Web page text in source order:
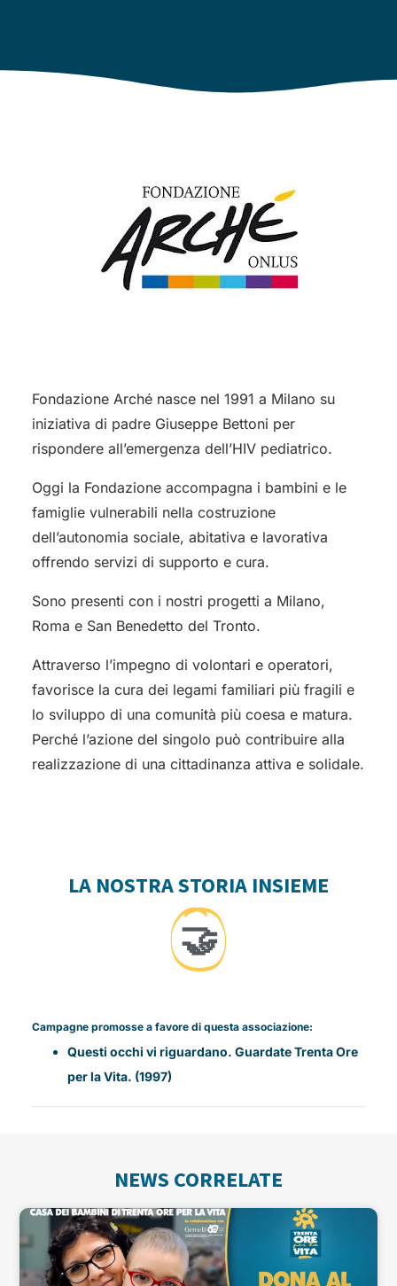
Fondazione Arché nasce nel 1991 a Milano su
iniziativa di padre Giuseppe Bettoni per
rispondere all’emergenza dell’HIV pediatrico.
Oggi la Fondazione accompagna i bambini e le
famiglie vulnerabili nella costruzione
dell’autonomia sociale, abitativa e lavorativa
offrendo servizi di supporto e cura.
Sono presenti con i nostri progetti a Milano,
Roma e San Benedetto del Tronto.
Attraverso l’impegno di volontari e operatori,
favorisce la cura dei legami familiari più fragili e
lo sviluppo di una comunità più coesa e matura.
Perché l’azione del singolo può contribuire alla
realizzazione di una cittadinanza attiva e solidale.
LA NOSTRA STORIA INSIEME
🤝
Campagne promosse a favore di questa associazione:
Questi occhi vi riguardano. Guardate Trenta Ore
per la Vita. (1997)
NEWS CORRELATE